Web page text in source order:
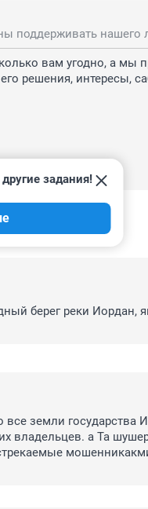
вам угодно, а мы
решения, интересы,
вот мы - Россия.
задания!
берег реки Иордан,
земли государства
владельцев. а Та